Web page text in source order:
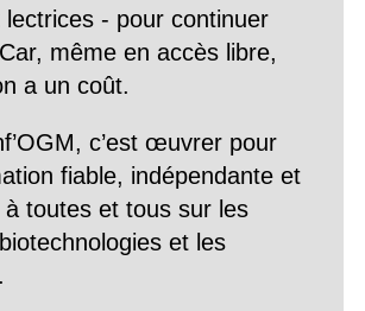
lectrices - pour continuer
même en accès libre,
a un coût.
c’est œuvrer pour
fiable, indépendante et
à toutes et tous sur les
et les